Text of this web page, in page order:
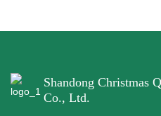
Shandong Christmas
Co., Ltd.